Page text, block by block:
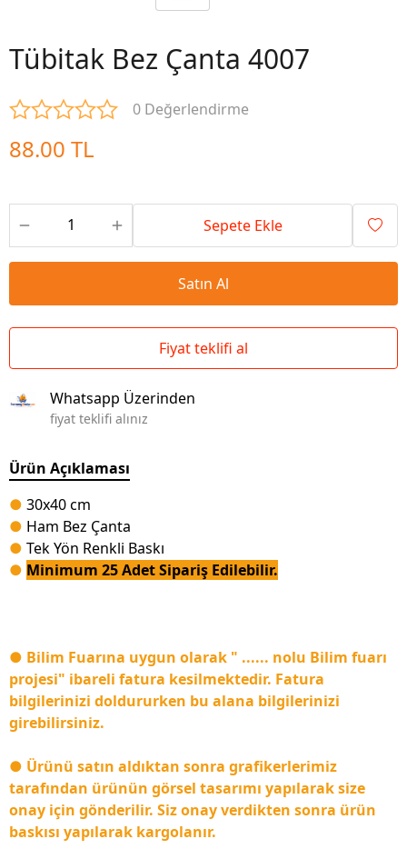
Tübitak Bez Çanta 4007
0 Değerlendirme
88.00 TL
Sepete Ekle
Satın Al
Fiyat teklifi al
Whatsapp Üzerinden
fiyat teklifi alınız
Ürün Açıklaması
● 30x40 cm
● Ham Bez Çanta
● Tek Yön Renkli Baskı
● Minimum 25 Adet Sipariş Edilebilir.
● Bilim Fuarına uygun olarak " ...... nolu Bilim fuarı
projesi" ibareli fatura kesilmektedir. Fatura
bilgilerinizi doldururken bu alana bilgilerinizi
girebilirsiniz.
● Ürünü satın aldıktan sonra grafikerlerimiz
tarafından ürünün görsel tasarımı yapılarak size
onay için gönderilir. Siz onay verdikten sonra ürün
baskısı yapılarak kargolanır.